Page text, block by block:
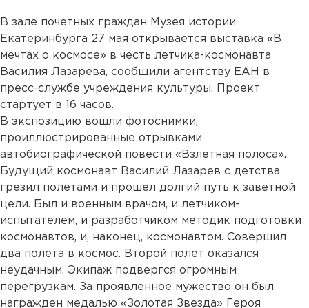
В зале почетных граждан Музея истории
Екатеринбурга 27 мая открывается выставка «В
мечтах о космосе» в честь летчика-космонавта
Василия Лазарева, сообщили агентству ЕАН в
пресс-службе учреждения культуры. Проект
стартует в 16 часов.
В экспозицию вошли фотоснимки,
проиллюстрированные отрывками
автобиографической повести «Взлетная полоса».
Будущий космонавт Василий Лазарев с детства
грезил полетами и прошел долгий путь к заветной
цели. Был и военным врачом, и летчиком-
испытателем, и разработчиком методик подготовки
космонавтов, и, наконец, космонавтом. Совершил
два полета в космос. Второй полет оказался
неудачным. Экипаж подвергся огромным
перегрузкам. За проявленное мужество он был
награжден медалью «Золотая Звезда» Героя